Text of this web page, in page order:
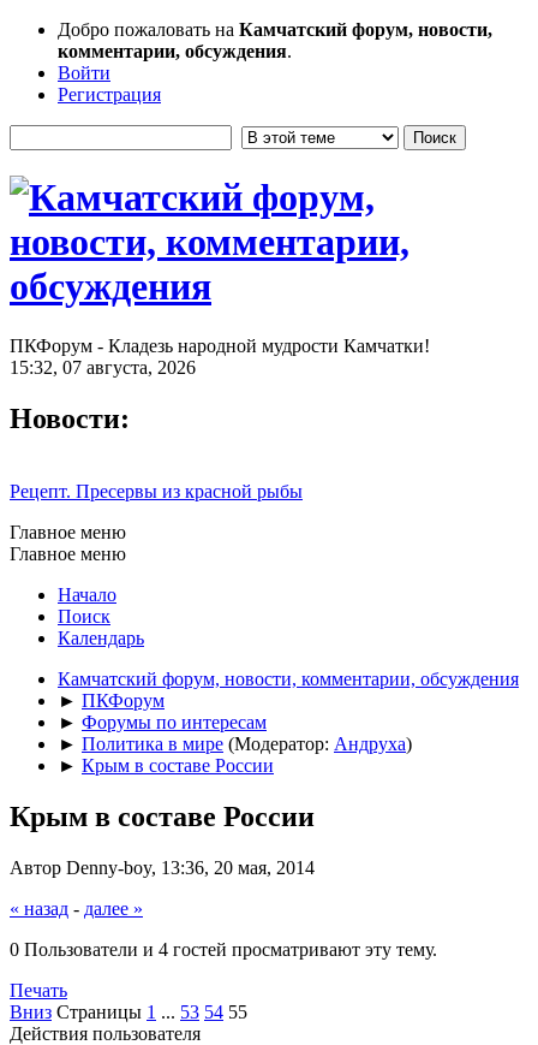
Добро пожаловать на Камчатский форум, новости,
комментарии, обсуждения.
Войти
Регистрация
ПКФорум - Кладезь народной мудрости Камчатки!
15:32, 07 августа, 2026
Новости:
Рецепт. Пресервы из красной рыбы
Главное меню
Главное меню
Начало
Поиск
Календарь
Камчатский форум, новости, комментарии, обсуждения
► ПКФорум
► Форумы по интересам
► Политика в мире (Модератор: Андруха)
► Крым в составе России
Крым в составе России
Автор Denny-boy, 13:36, 20 мая, 2014
« назад - далее »
0 Пользователи и 4 гостей просматривают эту тему.
Печать
Вниз Страницы 1 ... 53 54 55
Действия пользователя